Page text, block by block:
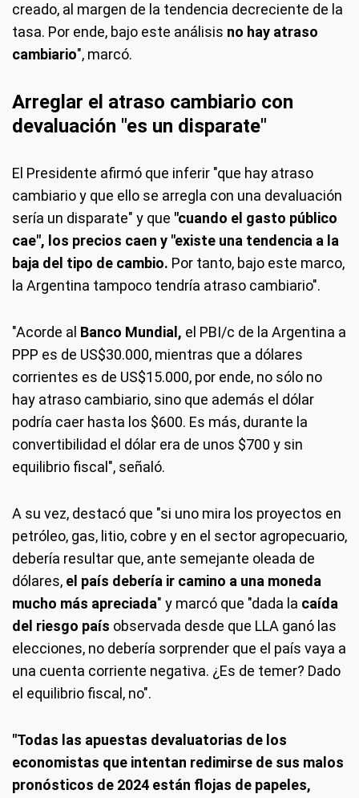
creado, al margen de la tendencia decreciente de la
tasa. Por ende, bajo este análisis no hay atraso
cambiario", marcó.
Arreglar el atraso cambiario con
devaluación "es un disparate"
El Presidente afirmó que inferir "que hay atraso
cambiario y que ello se arregla con una devaluación
sería un disparate" y que "cuando el gasto público
cae", los precios caen y "existe una tendencia a la
baja del tipo de cambio. Por tanto, bajo este marco,
la Argentina tampoco tendría atraso cambiario".
"Acorde al Banco Mundial, el PBI/c de la Argentina a
PPP es de US$30.000, mientras que a dólares
corrientes es de US$15.000, por ende, no sólo no
hay atraso cambiario, sino que además el dólar
podría caer hasta los $600. Es más, durante la
convertibilidad el dólar era de unos $700 y sin
equilibrio fiscal", señaló.
A su vez, destacó que "si uno mira los proyectos en
petróleo, gas, litio, cobre y en el sector agropecuario,
debería resultar que, ante semejante oleada de
dólares, el país debería ir camino a una moneda
mucho más apreciada" y marcó que "dada la caída
del riesgo país observada desde que LLA ganó las
elecciones, no debería sorprender que el país vaya a
una cuenta corriente negativa. ¿Es de temer? Dado
el equilibrio fiscal, no".
"Todas las apuestas devaluatorias de los
economistas que intentan redimirse de sus malos
pronósticos de 2024 están flojas de papeles,